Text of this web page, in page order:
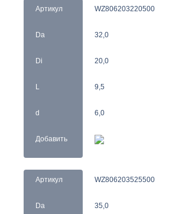
Артикул
Da
Di
L
d
Добавить
WZ806203220500
32,0
20,0
9,5
6,0
Артикул
Da
WZ806203525500
35,0